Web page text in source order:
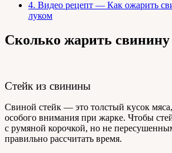
4. Видео рецепт — Как ожарить
луком
Сколько жарить свинину
Стейк из свинины
Свиной стейк — это толстый кусок
особого внимания при жарке. Чтобы
с румяной корочкой, но не
правильно рассчитать время.